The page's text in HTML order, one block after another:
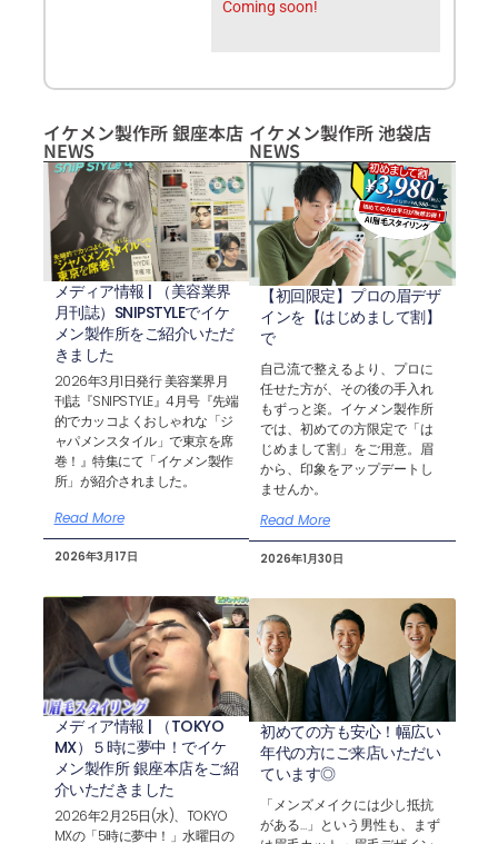
Coming soon!
イケメン製作所 銀座本店
NEWS
メディア情報 | （美容業界
月刊誌）SNIPSTYLEでイケ
メン製作所をご紹介いただ
きました
2026年3月1日発行 美容業界月
刊誌『SNIPSTYLE』4月号『先端
的でカッコよくおしゃれな「ジ
ャパメンスタイル」で東京を席
巻！』特集にて「イケメン製作
所」が紹介されました。
Read More
2026年3月17日
メディア情報 | （TOKYO
MX）５時に夢中！でイケ
メン製作所 銀座本店をご紹
介いただきました
2026年2月25日(水)、TOKYO
MXの「5時に夢中！」水曜日の
イケメン製作所 池袋店
NEWS
【初回限定】プロの眉デザ
インを【はじめまして割】
で
自己流で整えるより、プロに
任せた方が、その後の手入れ
もずっと楽。イケメン製作所
では、初めての方限定で「は
じめまして割」をご用意。眉
から、印象をアップデートし
ませんか。
Read More
2026年1月30日
初めての方も安心！幅広い
年代の方にご来店いただい
ています◎
「メンズメイクには少し抵抗
がある…」という男性も、まず